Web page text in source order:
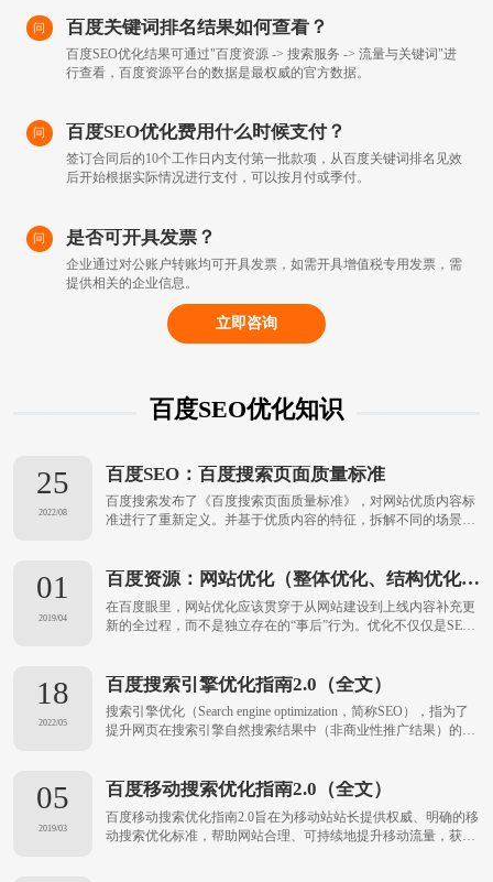
问 百度关键词排名结果如何查看？
百度SEO优化结果可通过"百度资源 -> 搜索服务 -> 流量与关键词"进
行查看，百度资源平台的数据是最权威的官方数据。
问 百度SEO优化费用什么时候支付？
签订合同后的10个工作日内支付第一批款项，从百度关键词排名见效
后开始根据实际情况进行支付，可以按月付或季付。
问 是否可开具发票？
企业通过对公账户转账均可开具发票，如需开具增值税专用发票，需
提供相关的企业信息。
立即咨询
百度SEO优化知识
25
2022/08
百度SEO：百度搜索页面质量标准
百度搜索发布了《百度搜索页面质量标准》，对网站优质内容标
准进行了重新定义。并基于优质内容的特征，拆解不同的场景和
益。...
01
2019/04
百度资源：网站优化（整体优化、结构优化、网页优化等知识）
在百度眼里，网站优化应该贯穿于从网站建设到上线内容补充更
新的全过程，而不是独立存在的“事后”行为。优化不仅仅是SEO
在这里我们要强调一下，如果你觉得SEO就是“从搜索引擎搞流
18
2022/05
百度搜索引擎优化指南2.0（全文）
搜索引擎优化（Search engine optimization，简称SEO），指为了
提升网页在搜索引擎自然搜索结果中（非商业性推广结果）的收
SEM（Search engine marketing，搜索引擎营......
05
2019/03
百度移动搜索优化指南2.0（全文）
百度移动搜索优化指南2.0旨在为移动站站长提供权威、明确的移
动搜索优化标准，帮助网站合理、可持续地提升移动流量，获得